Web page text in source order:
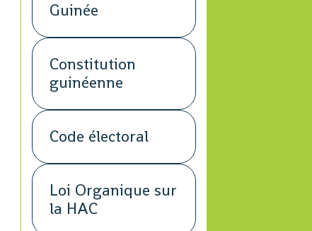
Guinée
Constitution
guinéenne
Code électoral
Loi Organique sur
la HAC